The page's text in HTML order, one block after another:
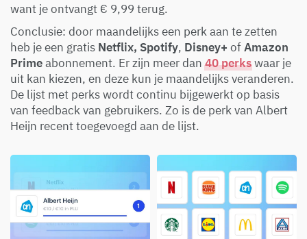
want je ontvangt € 9,99 terug.
Conclusie: door maandelijks een perk aan te zetten
heb je een gratis Netflix, Spotify, Disney+ ofAmazon
Primeabonnement. Er zijn meer dan40 perkswaar je
uit kan kiezen, en deze kun je maandelijks veranderen.
De lijst met perks wordt continu bijgewerkt op basis
van feedback van gebruikers. Zo is de perk van Albert
Heijn recent toegevoegd aan de lijst.